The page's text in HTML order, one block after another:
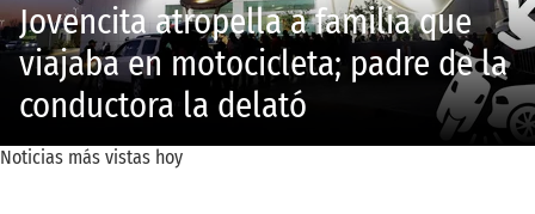
Jovencita atropella a familia que
viajaba en motocicleta; padre de la
conductora la delató
Noticias más vistas hoy